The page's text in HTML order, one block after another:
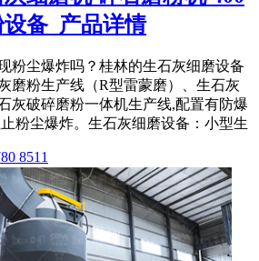
设备_产品详情
粉尘爆炸吗？桂林的生石灰细磨设备
磨粉生产线（R型雷蒙磨）、生石灰
灰破碎磨粉一体机生产线,配置有防爆
粉尘爆炸。生石灰细磨设备：小型生
8511